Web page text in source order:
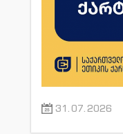
31.07.2026